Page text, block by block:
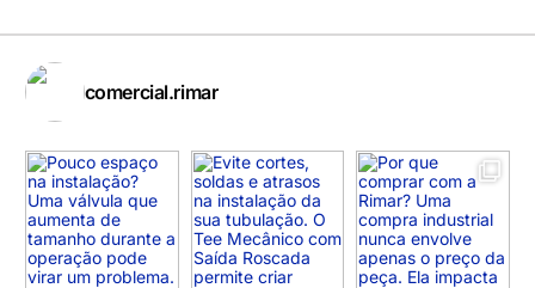
comercial.rimar